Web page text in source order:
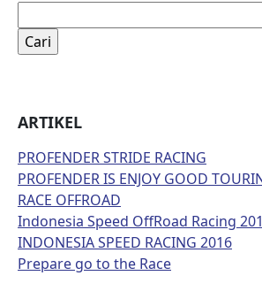
untuk:
ARTIKEL
PROFENDER STRIDE RACING
PROFENDER IS ENJOY GOOD
RACE OFFROAD
Indonesia Speed OffRoad Racing
INDONESIA SPEED RACING 2016
Prepare go to the Race